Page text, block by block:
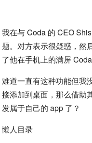
我在与 Coda 的 CEO
题。对方表示很疑惑，然
了他在手机上的满屏 Coda
难道一直有这种功能但我
接添加到桌面，那么借助
发属于自己的 app 了？
懒人目录